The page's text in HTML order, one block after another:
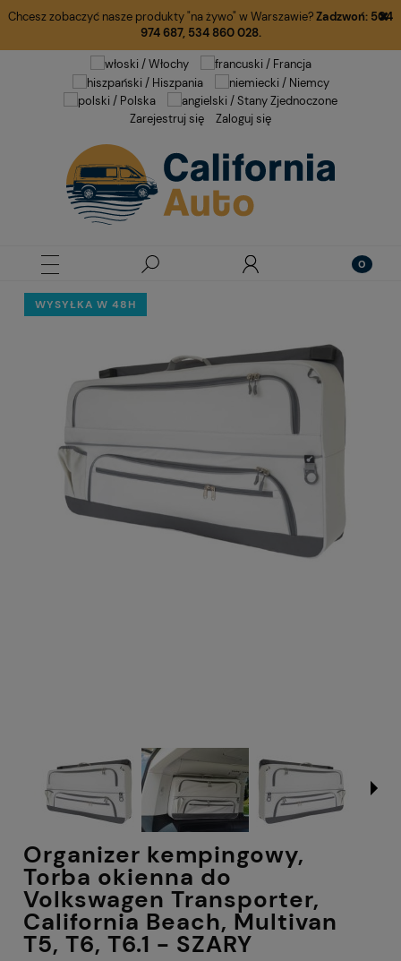
Chcesz zobaczyć nasze produkty "na żywo" w Warszawie?Zadzwoń: 504
974 687, 534 860 028.
Zarejestruj się Zaloguj się
WYSYŁKA W 48H
Organizer kempingowy,
Torba okienna do
Volkswagen Transporter,
California Beach, Multivan
T5, T6, T6.1 - SZARY